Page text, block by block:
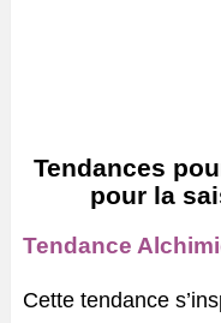
Tendances
pour la
Tendance
Cette tendance